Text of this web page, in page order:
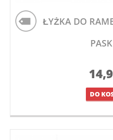
ŁYŻKA DO
DO